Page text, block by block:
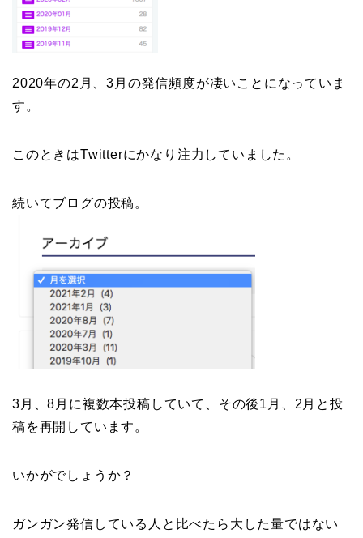
2020年の2月、3月の発信頻度が凄いことになっていま
す。
このときはTwitterにかなり注力していました。
続いてブログの投稿。
3月、8月に複数本投稿していて、その後1月、2月と投
稿を再開しています。
いかがでしょうか？
ガンガン発信している人と比べたら大した量ではない